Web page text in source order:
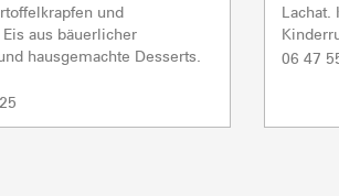
und
aus bäuerlicher
hausgemachte Desserts.
Lachat.
06 47